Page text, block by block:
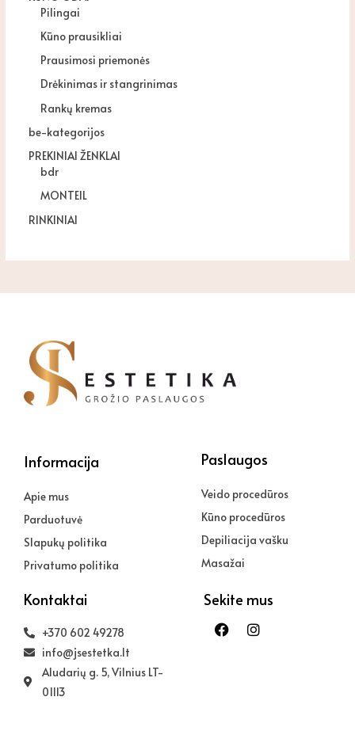
Pilingai
Kūno prausikliai
Prausimosi priemonės
Drėkinimas ir stangrinimas
Rankų kremas
be-kategorijos
PREKINIAI ŽENKLAI
bdr
MONTEIL
RINKINIAI
Informacija
Apie mus
Parduotuvė
Slapukų politika
Privatumo politika
Paslaugos
Veido procedūros
Kūno procedūros
Depiliacija vašku
Masažai
Kontaktai
+370 602 49278
info@jsestetka.lt
Aludarių g. 5, Vilnius LT-
01113
Sekite mus
FacebookInstagram